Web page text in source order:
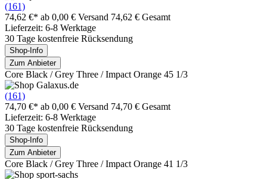
(161)
74,62 €* ab 0,00 € Versand 74,62 € Gesamt
Lieferzeit: 6-8 Werktage
30 Tage kostenfreie Rücksendung
Shop-Info
Zum Anbieter
Core Black / Grey Three / Impact Orange 45 1/3
(161)
74,70 €* ab 0,00 € Versand 74,70 € Gesamt
Lieferzeit: 6-8 Werktage
30 Tage kostenfreie Rücksendung
Shop-Info
Zum Anbieter
Core Black / Grey Three / Impact Orange 41 1/3